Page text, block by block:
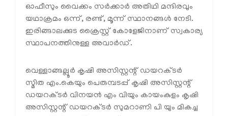
ഓഫീസും വൈക്കം സർക്കാർ അതിഥി മന്ദിരവും
യഥാക്രമം ഒന്ന്, രണ്ട്, മൂന്ന് സ്ഥാനങ്ങൾ നേടി.
ഇരിങ്ങാലക്കുട ക്രൈസ്റ്റ് കോളേജിനാണ് സ്വകാര്യ
സ്ഥാപനത്തിനുള്ള അവാർഡ്.
വെള്ളാങ്ങല്ലൂർ കൃഷി അസിസ്റ്റന്റ് ഡയറക്ടർ
സ്മിത എം.കെയും പെരുമ്പടപ്പ് കൃഷി അസിസ്റ്റന്റ്
ഡയറക്ടർ വിനയൻ എം വിയും കായംകുളം കൃഷി
അസിസ്റ്റന്റ് ഡയറക്ടർ സുമറാണി പി യും മികച്ച